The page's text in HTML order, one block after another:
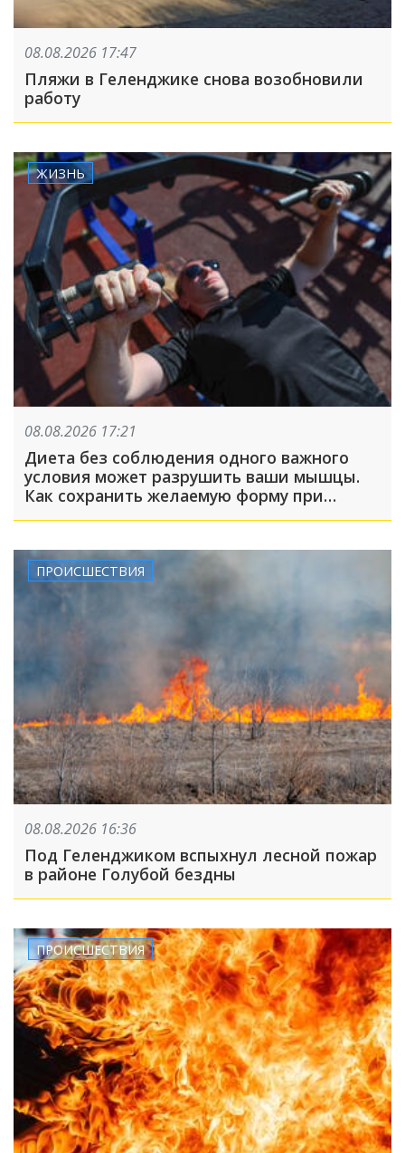
08.08.2026 17:47
Пляжи в Геленджике снова возобновили
работу
ЖИЗНЬ
08.08.2026 17:21
Диета без соблюдения одного важного
условия может разрушить ваши мышцы.
Как сохранить желаемую форму при
ПРОИСШЕСТВИЯ
08.08.2026 16:36
Под Геленджиком вспыхнул лесной пожар
в районе Голубой бездны
ПРОИСШЕСТВИЯ